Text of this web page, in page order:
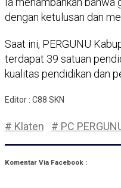
dengan ketulusan dan
Saat ini, PERGUNU
terdapat 39 satuan
kualitas pendidikan dan
Editor : C88 SKN
# Klaten # PC
Komentar Via Facebook :